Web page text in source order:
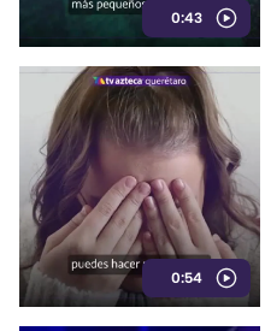
0:43
0:54